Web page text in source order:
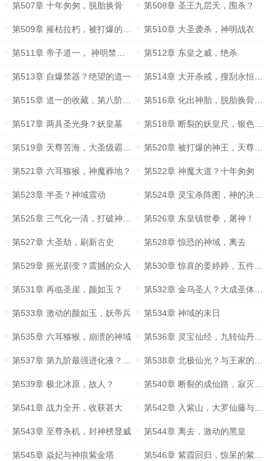
第507章 十年匆匆，脱胎换骨 第508章 圣王九层天，围杀？
第509章 摧枯拉朽，被打爆的舰队 第510章 大圣袭杀，神明战衣
第511章 帝子道一， 神明禁器？ 第512章 东皇之威，绝杀
第513章 自爆禁器？绝望的道一 第514章 大开杀戒，搜刮永恒星域
第515章 道一的收藏，第八阶的进化液 第516章 化出神胎，脱胎换骨的姚曦
第517章 两具圣光身？妖皇墓 第518章 断裂的妖皇尺，银色巨龙
第519章 天尊苦海，大圣级霸体？ 第520章 被打爆的神王，天尊命泉与四口杀剑
第521章 六耳猕猴，神魔葬地？ 第522章 神魔大道？十年匆匆
第523章 半圣？神域震动 第524章 灵宝杀阵图，神的决意！
第525章 三气化一清，打破神禁的道身 第526章 东皇镇世拳，屠神！
第527章 大圣劫，刷新古史 第528章 惊恐的神域，离去
第529章 摇光剧变？震撼的众人 第530章 惊喜的姜婷婷，五件帝兵？
第531章 再临圣崖，颜如玉？ 第532章 金乌圣人？大成圣体尸骸
第533章 激动的颜如玉，妖帝兵 第534章 神域的末日
第535章 六耳猕猴，崩溃的神域 第536章 灵宝仙经，九转仙丹残块
第537章 第九阶最强进化液？妖帝之心？ 第538章 北极仙光？与王家的交易
第539章 极北冰原，故人？ 第540章 断裂的成仙路，寂灭天功？
第541章 战力全开，收获甚大 第542章 入紫山，大罗仙藤与太初命石？
第543章 至尊杀机，封神榜显威 第544章 离去，激动的黑皇
第545章 焱妃与神痕紫金塔 第546章 紫霞回归，惊呆的紫府高层